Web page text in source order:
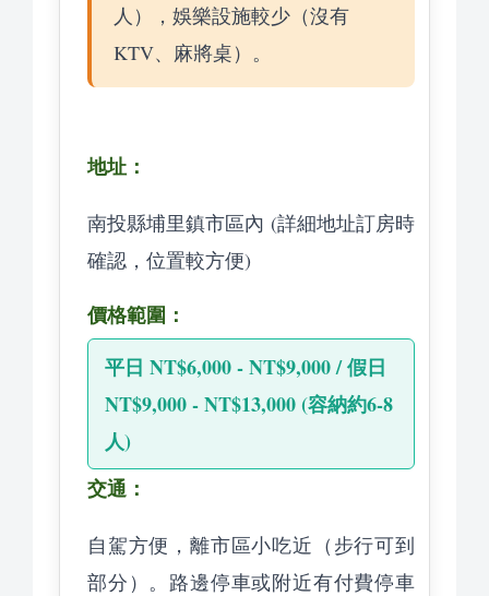
人），娛樂設施較少（沒有
KTV、麻將桌）。
地址：
南投縣埔里鎮市區內 (詳細地址訂房時
確認，位置較方便)
價格範圍：
平日 NT$6,000 - NT$9,000 / 假日
NT$9,000 - NT$13,000 (容納約6-8
人)
交通：
自駕方便，離市區小吃近（步行可到
部分）。路邊停車或附近有付費停車